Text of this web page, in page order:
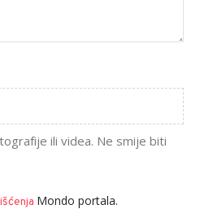
ili videa. Ne smije biti
Mondo portala.